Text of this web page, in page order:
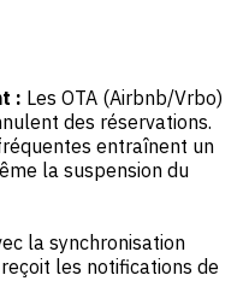
: Les OTA (Airbnb/Vrbo)
des réservations.
entraînent un
la suspension du
la synchronisation
les notifications de